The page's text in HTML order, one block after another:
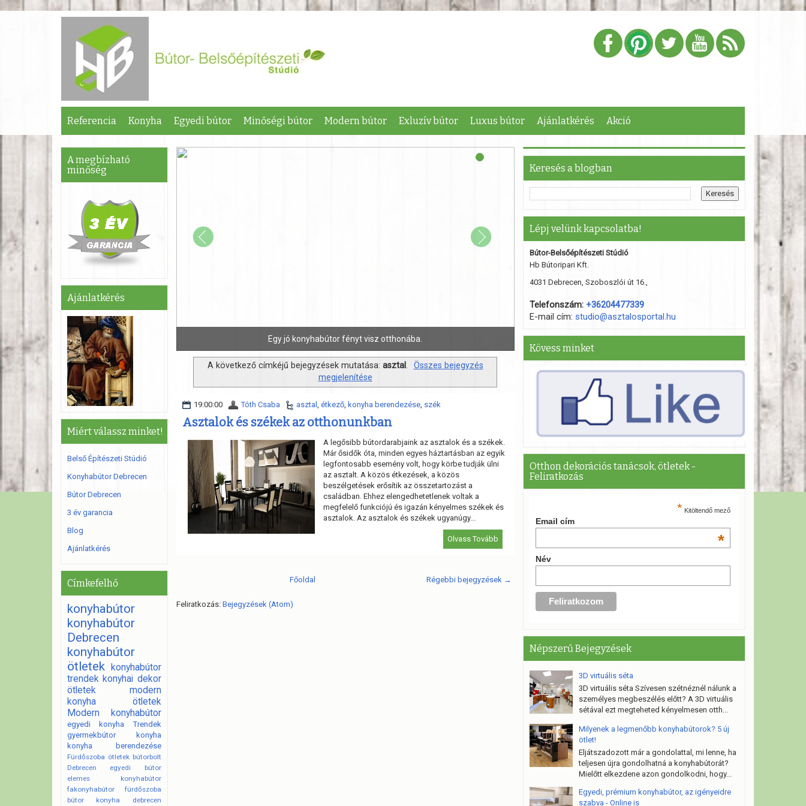
Referencia Konyha Egyedi bútor Minőségi bútor Modern bútor Exluzív bútor Luxus bútor Ajánlatkérés Akció
Egy jó konyhabútor fényt visz otthonába. A modern nappali inspiráló.
A következő címkéjű bejegyzések mutatása: asztal .
Összes bejegyzés
megjelenítése
19:00:00 Tóth Csaba asztal étkező, konyha berendezése, szék
Asztalok és székek az otthonunkban
A legősibb bútordarabjaink az asztalok és a székek.
Már ősidők óta, minden egyes háztartásban az egyik
legfontosabb esemény volt, hogy körbe tudják ülni
az asztalt. A közös étkezések, a közös
beszélgetések erősítik az összetartozást a
családban. Ehhez elengedhetetlenek voltak a
megfelelő funkciójú és igazán kényelmes székek és
asztalok. Az asztalok és székek ugyanúgy...
Olvass Tovább
Régebbi bejegyzések →
Főoldal
Feliratkozás: Bejegyzések (Atom)
A megbízható
minőség
Ajánlatkérés
Miért válassz minket!
Belső Építészeti Stúdió
Konyhabútor Debrecen
Bútor Debrecen
3 év garancia
Blog
Ajánlatkérés
Címkefelhő
konyhabútor
konyhabútor
Debrecen
konyhabútor
ötletek
konyhabútor
trendek konyhai dekor
ötletek
modern
konyha ötletek
Modern konyhabútor
egyedi konyha
Trendek
gyermekbútor
konyha
konyha berendezése
Fürdőszoba ötletek bútorbolt
Debrecen
egyedi bútor
elemes konyhabútor
fakonyhabútor
fürdőszoba
bútor
konyha debrecen
Keresés a blogban
Lépj velünk kapcsolatba!
Bútor-Belsőépítészeti Stúdió
Hb Bútoripari Kft.
4031 Debrecen, Szoboszlói út 16.,
Telefonszám: +36204477339
E-mail cím: studio@asztalosportal.hu
Kövess minket
Otthon dekorációs tanácsok, ötletek -
Feliratkozás
* Kitöltendő mező
Email cím
*
Név
Népszerű Bejegyzések
3D virtuális séta
3D virtuális séta Szívesen szétnéznél nálunk a
személyes megbeszélés előtt? A 3D virtuális
sétával ezt megteheted kényelmesen otth...
Milyenek a legmenőbb konyhabútorok? 5 új
ötlet!
Eljátszadozott már a gondolattal, mi lenne, ha
teljesen újra gondolhatná a konyhabútorát?
Mielőtt elkezdene azon gondolkodni, hogy...
Egyedi, prémium konyhabútor, az igényeidre
szabva - Online is